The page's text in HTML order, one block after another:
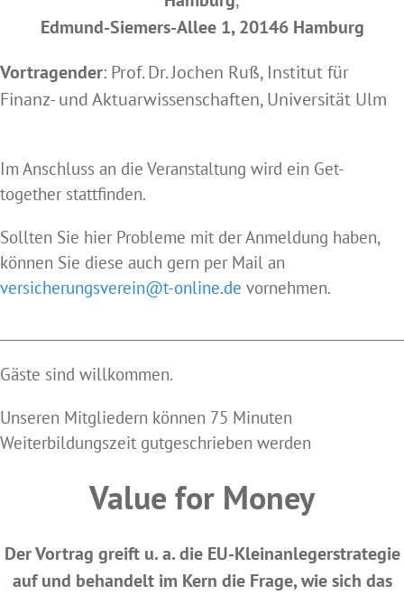
Edmund-Siemers-Allee 1, 20146 Hamburg
Vortragender: Prof. Dr. Jochen Ruß, Institut für
Finanz- und Aktuarwissenschaften, Universität Ulm
Im Anschluss an die Veranstaltung wird ein Get-
together stattfinden.
Sollten Sie hier Probleme mit der Anmeldung haben,
können Sie diese auch gern per Mail an
versicherungsverein@t-online.de vornehmen.
Gäste sind willkommen.
Unseren Mitgliedern können 75 Minuten
Weiterbildungszeit gutgeschrieben werden
Value for Money
Der Vortrag greift u. a. die EU-Kleinanlegerstrategie
auf und behandelt im Kern die Frage, wie sich das